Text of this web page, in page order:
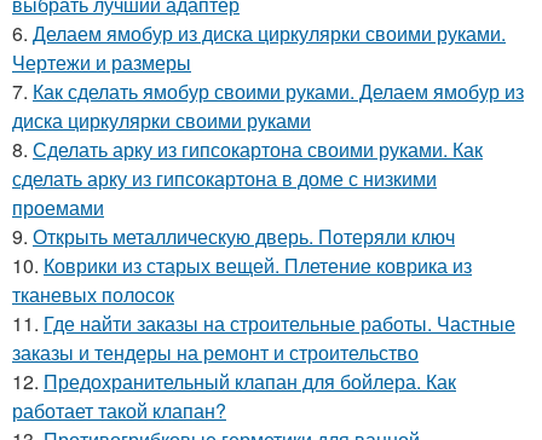
6. Делаем ямобур из диска циркулярки своими руками.
Чертежи и размеры
7. Как сделать ямобур своими руками. Делаем ямобур из
диска циркулярки своими руками
8. Сделать арку из гипсокартона своими руками. Как
сделать арку из гипсокартона в доме с низкими
проемами
9. Открыть металлическую дверь. Потеряли ключ
10. Коврики из старых вещей. Плетение коврика из
тканевых полосок
11. Где найти заказы на строительные работы. Частные
заказы и тендеры на ремонт и строительство
12. Предохранительный клапан для бойлера. Как
работает такой клапан?